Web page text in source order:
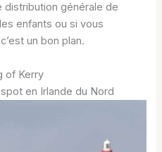
distribution générale de
enfants ou si vous
un bon plan.
of Kerry
en Irlande du Nord